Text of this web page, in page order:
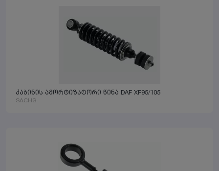
კაბინის ამორტიზატორი წინა DAF XF95/105
SACHS